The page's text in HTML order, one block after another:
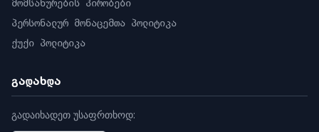
გადაცემის სიჩქარე 11b: 11 Mbps, 11g: 54Mbps,
11n: 144Mbps
Wi-Fi დაწყვილება AP დაწყვილება
ინტერფეისის პროტოკოლი EZVIZ Cloud
სადენიანი ქსელი RJ45 × 1 (10M / 100M
მომსახურების პირობები
პერსონალურ მონაცემთა პოლიტიკა
ქუქი პოლიტიკა
გადახდა
გადაიხადეთ უსაფრთხოდ: